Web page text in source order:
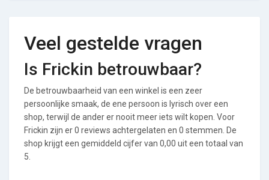
Veel gestelde vragen
Is Frickin betrouwbaar?
De betrouwbaarheid van een winkel is een zeer
persoonlijke smaak, de ene persoon is lyrisch over een
shop, terwijl de ander er nooit meer iets wilt kopen. Voor
Frickin zijn er 0 reviews achtergelaten en 0 stemmen. De
shop krijgt een gemiddeld cijfer van 0,00 uit een totaal van
5.